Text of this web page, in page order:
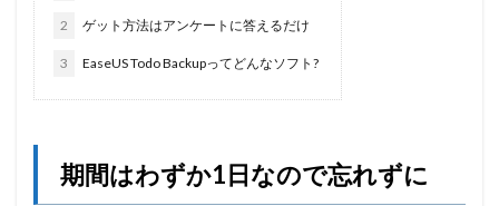
2 ゲット方法はアンケートに答えるだけ
3 EaseUS Todo Backupってどんなソフト?
期間はわずか1日なので忘れずに